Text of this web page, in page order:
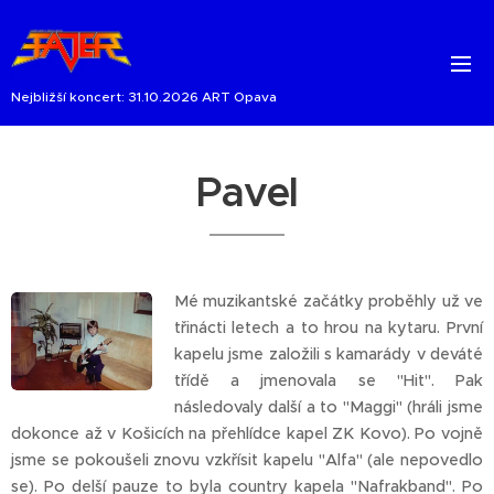
Nejbližší koncert: 31.10.2026 ART Opava
Pavel
Mé muzikantské začátky proběhly už ve
třinácti letech a to hrou na kytaru. První
kapelu jsme založili s kamarády v deváté
třídě a jmenovala se "Hit". Pak
následovaly další a to "Maggi" (hráli jsme
dokonce až v Košicích na přehlídce kapel ZK Kovo). Po vojně
jsme se pokoušeli znovu vzkřísit kapelu "Alfa" (ale nepovedlo
se). Po delší pauze to byla country kapela "Nafrakband". Po